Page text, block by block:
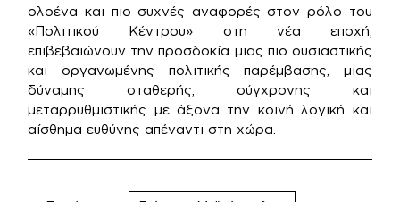
ολοένα και πιο συχνές αναφορές στον ρόλο του
«Πολιτικού Κέντρου» στη νέα εποχή,
επιβεβαιώνουν την προσδοκία μιας πιο ουσιαστικής
και οργανωμένης πολιτικής παρέμβασης, μιας
δύναμης σταθερής, σύγχρονης και
μεταρρυθμιστικής με άξονα την κοινή λογική και
αίσθημα ευθύνης απέναντι στη χώρα.